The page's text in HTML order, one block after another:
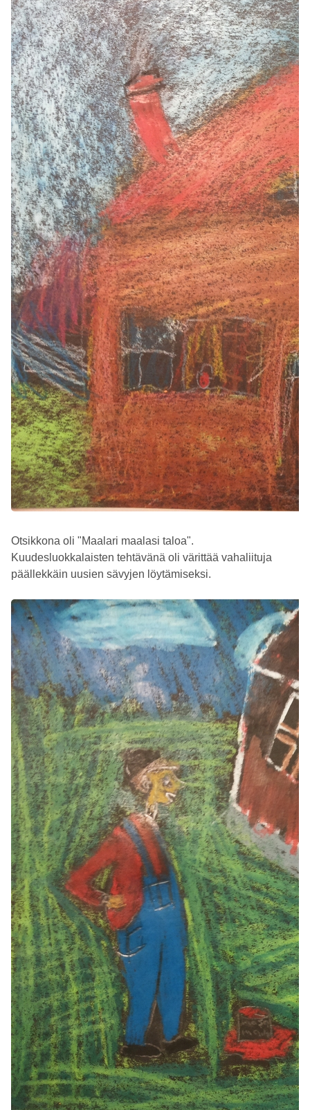
Otsikkona oli "Maalari maalasi taloa".
Kuudesluokkalaisten tehtävänä oli värittää vahaliituja
päällekkäin uusien sävyjen löytämiseksi.